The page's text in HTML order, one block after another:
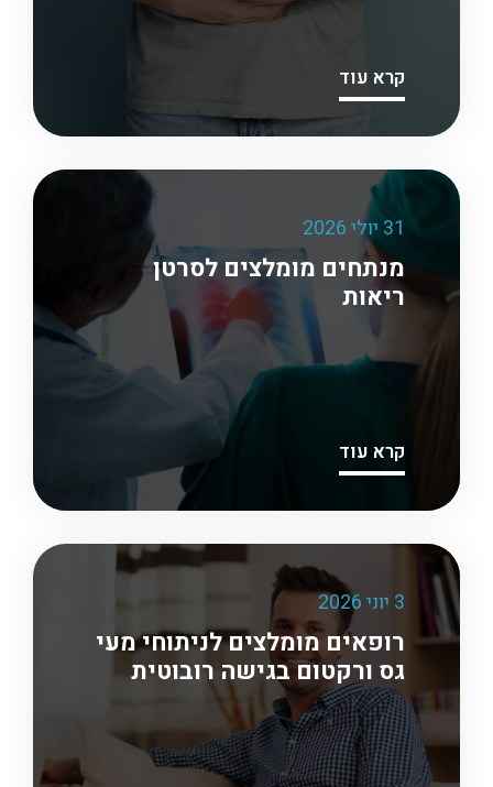
קרא עוד
31 יולי 2026
מנתחים מומלצים לסרטן
ריאות
קרא עוד
3 יוני 2026
רופאים מומלצים לניתוחי מעי
גס ורקטום בגישה רובוטית